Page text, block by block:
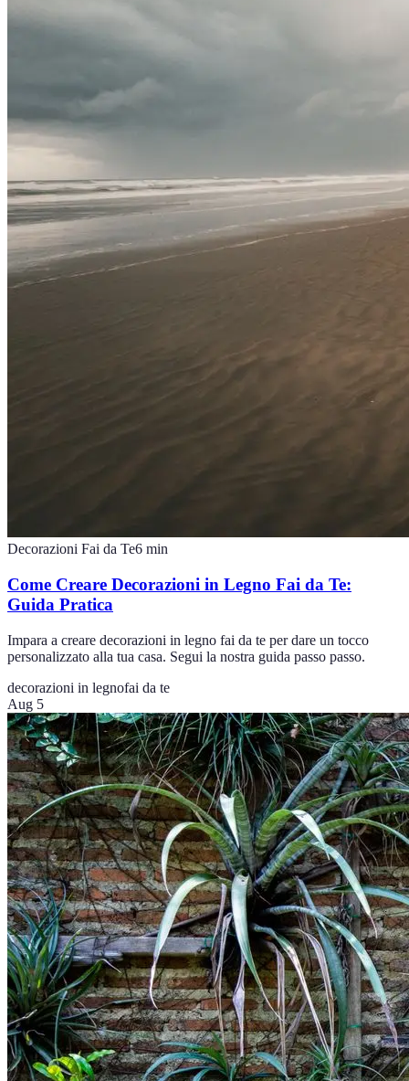
Decorazioni Fai da Te6 min
Come Creare Decorazioni in Legno Fai da Te:
Guida Pratica
Impara a creare decorazioni in legno fai da te per dare un tocco
personalizzato alla tua casa. Segui la nostra guida passo passo.
decorazioni in legnofai da te
Aug 5